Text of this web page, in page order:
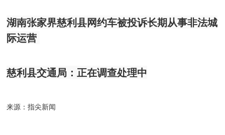
湖南张家界慈利县网约车被投诉长期从事非法城
际运营
慈利县交通局：正在调查处理中
来源：指尖新闻